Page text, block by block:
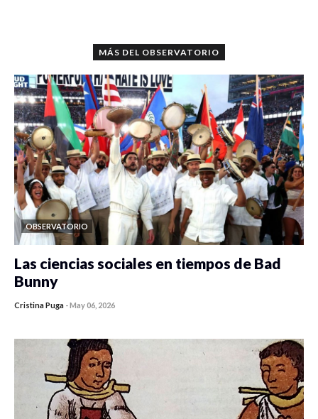
MÁS DEL OBSERVATORIO
OBSERVATORIO
Las ciencias sociales en tiempos de Bad
Bunny
Cristina Puga -May 06, 2026